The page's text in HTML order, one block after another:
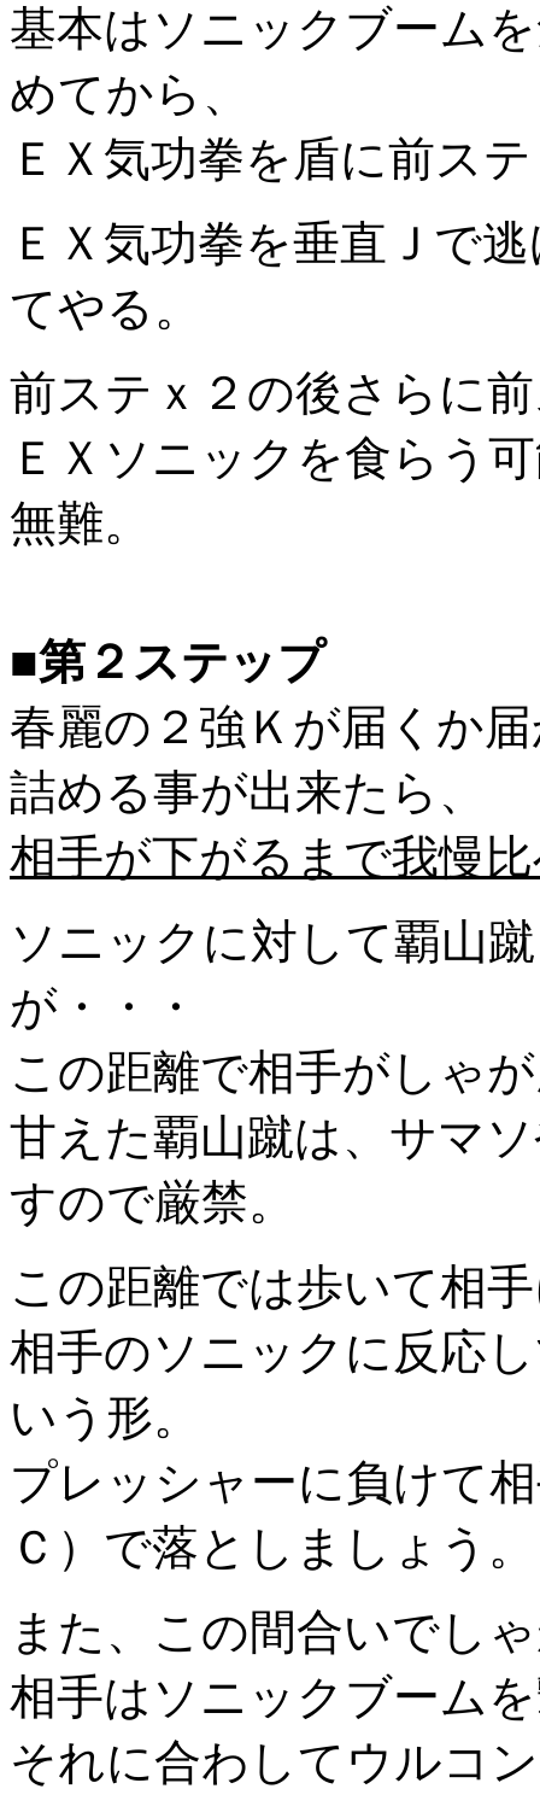
基本はソニックブーム
めてから、
ＥＸ気功拳を盾に前ス
ＥＸ気功拳を垂直Ｊで
てやる。
前ステｘ２の後さらに
ＥＸソニックを食らう
無難。
■第２ステップ
春麗の２強Ｋが届くか
詰める事が出来たら、
相手が下がるまで我慢
ソニックに対して覇山
が・・・
この距離で相手がしゃ
甘えた覇山蹴は、サマ
すので厳禁。
この距離では歩いて相
相手のソニックに反応
いう形。
プレッシャーに負けて
Ｃ）で落としましょう。
また、この間合いでし
相手はソニックブーム
それに合わしてウルコ